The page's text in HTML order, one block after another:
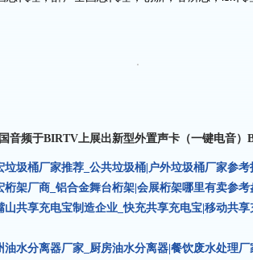
音频于BIRTV上展出新型外置声卡（一键电音）
垃圾桶厂家推荐_公共垃圾桶|户外垃圾桶厂家参考
桁架厂商_铝合金舞台桁架|会展桁架哪里有卖参考
山共享充电宝制造企业_快充共享充电宝|移动共
油水分离器厂家_厨房油水分离器|餐饮废水处理厂